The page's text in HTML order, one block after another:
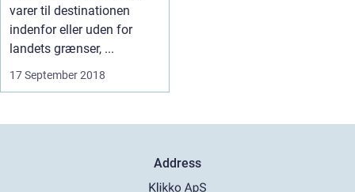
varer til destinationen
indenfor eller uden for
landets grænser, ...
17 September 2018
Address